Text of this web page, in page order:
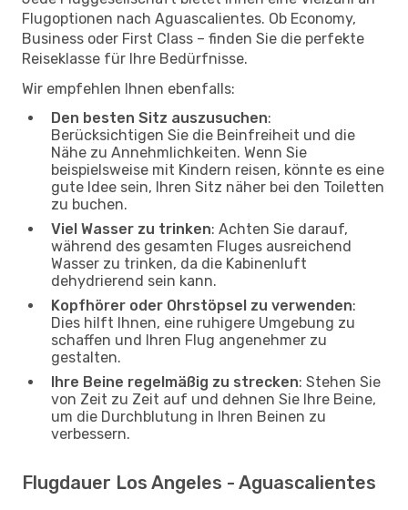
Flugoptionen nach Aguascalientes. Ob Economy,
Business oder First Class – finden Sie die perfekte
Reiseklasse für Ihre Bedürfnisse.
Wir empfehlen Ihnen ebenfalls:
Den besten Sitz auszusuchen:
Berücksichtigen Sie die Beinfreiheit und die
Nähe zu Annehmlichkeiten. Wenn Sie
beispielsweise mit Kindern reisen, könnte es eine
gute Idee sein, Ihren Sitz näher bei den Toiletten
zu buchen.
Viel Wasser zu trinken: Achten Sie darauf,
während des gesamten Fluges ausreichend
Wasser zu trinken, da die Kabinenluft
dehydrierend sein kann.
Kopfhörer oder Ohrstöpsel zu verwenden:
Dies hilft Ihnen, eine ruhigere Umgebung zu
schaffen und Ihren Flug angenehmer zu
gestalten.
Ihre Beine regelmäßig zu strecken: Stehen Sie
von Zeit zu Zeit auf und dehnen Sie Ihre Beine,
um die Durchblutung in Ihren Beinen zu
verbessern.
Flugdauer Los Angeles - Aguascalientes